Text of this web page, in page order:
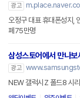
광고
오정구 대표 휴대폰성지,
페75만명
삼성스토어에서 만나보
광고
NEW 갤럭시Z 폴드8 시